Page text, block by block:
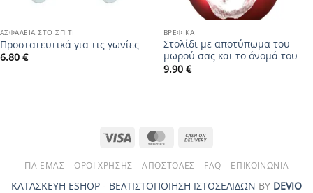
ΑΣΦΆΛΕΙΑ ΣΤΟ ΣΠΊΤΙ
Προστατευτικά για τις γωνίες
6.80 €
ΒΡΕΦΙΚΆ
Στολίδι με αποτύπωμα του
μωρού σας και το όνομά του
9.90 €
Visa MasterCard
Delivery
ΓΙΑ ΕΜΆΣ ΌΡΟΙ ΧΡΉΣΗΣ ΑΠΟΣΤΟΛΈΣ FAQ ΕΠΙΚΟΙΝΩΝΊΑ
ΚΑΤΑΣΚΕΥΗ ESHOP - ΒΕΛΤΙΣΤΟΠΟΙΗΣΗ ΙΣΤΟΣΕΛΙΔΩΝ ΒΥ DEVIO